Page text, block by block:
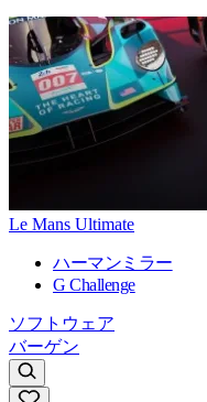
Le Mans Ultimate
ハーマンミラー
G Challenge
ソフトウェア
バーゲン